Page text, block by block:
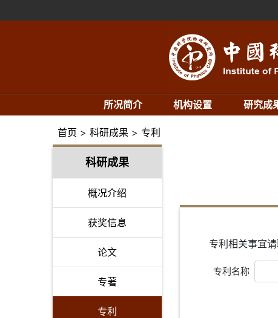
所况简介 机构设置 研究成
首页 > 科研成果 > 专利
科研成果
概况介绍
获奖信息
论文
专著
专利
专利相关事宜
专利名称